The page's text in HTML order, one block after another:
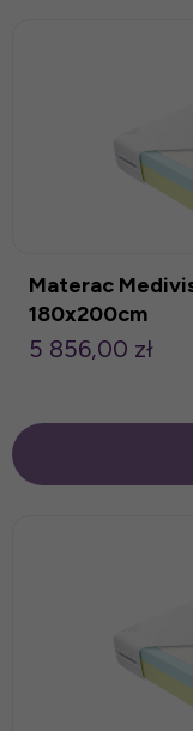
Materac
180x200cm
5 856,00 zł